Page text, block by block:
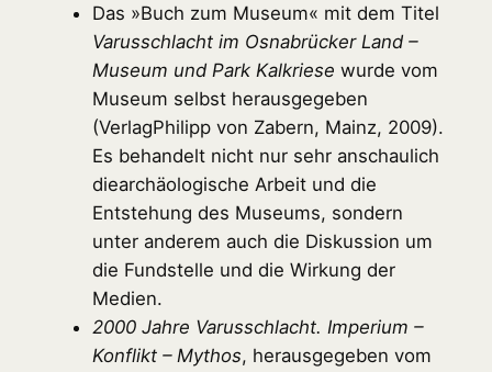
Das »Buch zum Museum« mit dem Titel
Varusschlacht im Osnabrücker Land –
Museum und Park Kalkriese wurde vom
Museum selbst herausgegeben
(VerlagPhilipp von Zabern, Mainz, 2009).
Es behandelt nicht nur sehr anschaulich
diearchäologische Arbeit und die
Entstehung des Museums, sondern
unter anderem auch die Diskussion um
die Fundstelle und die Wirkung der
Medien.
2000 Jahre Varusschlacht. Imperium –
Konflikt – Mythos, herausgegeben vom